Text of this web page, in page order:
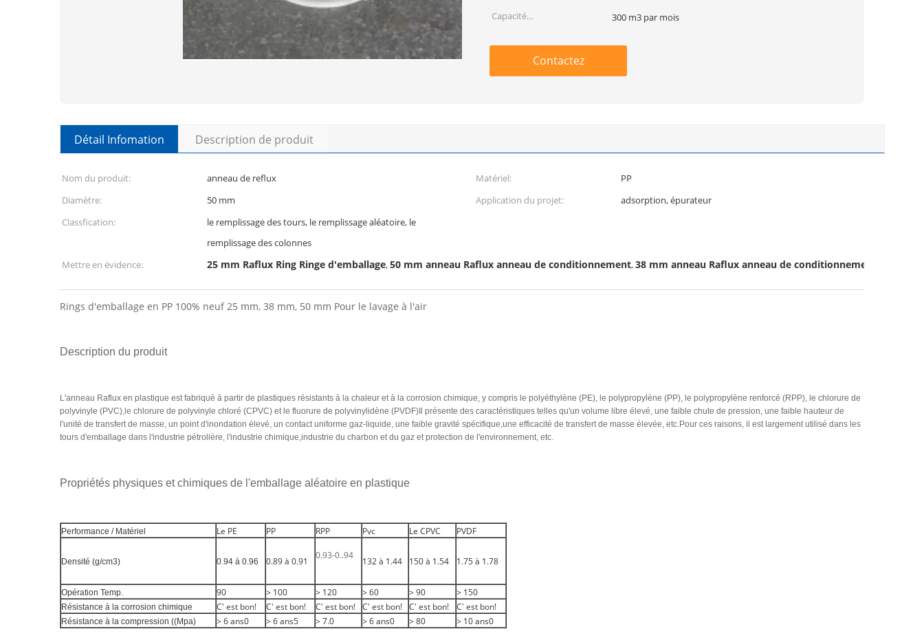
Capacité
300 m3 par mois
Contactez
Détail Infomation Description de produit
Nom du produit: anneau de reflux Matériel:
PP
Diamètre:
50 mm Application du projet:
adsorption, épurateur
Classfication:
le remplissage des tours, le remplissage aléatoire, le
remplissage des colonnes
Mettre en évidence:
25 mm Raflux Ring Ringe d'emballage,50 mm anneau Raflux anneau de conditionnement,38 mm anneau Raflux anneau de conditionnement
Rings d'emballage en PP 100% neuf 25 mm, 38 mm, 50 mm Pour le lavage à l'air
Description du produit
L'anneau Raflux en plastique est fabriqué à partir de plastiques résistants à la chaleur et à la corrosion chimique, y compris le polyéthylène (PE), le polypropylène (PP), le polypropylène renforcé (RPP), le chlorure de
polyvinyle (PVC),le chlorure de polyvinyle chloré (CPVC) et le fluorure de polyvinylidène (PVDF)Il présente des caractéristiques telles qu'un volume libre élevé, une faible chute de pression, une faible hauteur de
l'unité de transfert de masse, un point d'inondation élevé, un contact uniforme gaz-liquide, une faible gravité spécifique,une efficacité de transfert de masse élevée, etc.Pour ces raisons, il est largement utilisé dans les
tours d'emballage dans l'industrie pétrolière, l'industrie chimique,industrie du charbon et du gaz et protection de l'environnement, etc.
Propriétés physiques et chimiques de l'emballage aléatoire en plastique
Performance / Matériel Le PE PP RPP Pvc Le CPVC PVDF
Densité (g/cm3) 0.94 à 0.96 0.89 à 0.91
0.93-0..94
132 à 1.44 150 à 1.54 1.75 à 1.78
Opération Temp. 90 > 100 > 120 > 60 > 90 > 150
Résistance à la corrosion chimique C' est bon! C' est bon! C' est bon! C' est bon! C' est bon! C' est bon!
Résistance à la compression ((Mpa) > 6 ans0 > 6 ans5 > 7.0 > 6 ans0 > 80 > 10 ans0